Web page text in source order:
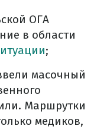
ОГА
в области
;
масочный
Маршрутки
медиков,